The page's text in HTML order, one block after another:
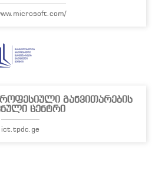
განვითარების
ცენტრი
ict.tpdc.ge